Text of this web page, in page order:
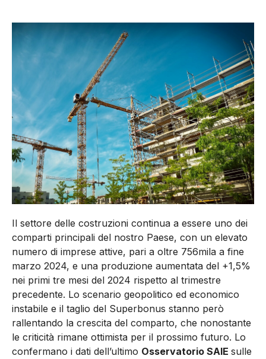
Il settore delle costruzioni continua a essere uno dei
comparti principali del nostro Paese, con un elevato
numero di imprese attive, pari a oltre 756mila a fine
marzo 2024, e una produzione aumentata del +1,5%
nei primi tre mesi del 2024 rispetto al trimestre
precedente. Lo scenario geopolitico ed economico
instabile e il taglio del Superbonus stanno però
rallentando la crescita del comparto, che nonostante
le criticità rimane ottimista per il prossimo futuro. Lo
confermano i dati dell’ultimo Osservatorio SAIE sulle